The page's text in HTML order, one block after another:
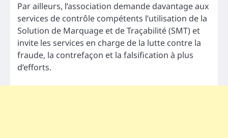
Par ailleurs, l’association demande davantage aux
services de contrôle compétents l’utilisation de la
Solution de Marquage et de Traçabilité (SMT) et
invite les services en charge de la lutte contre la
fraude, la contrefaçon et la falsification à plus
d’efforts.